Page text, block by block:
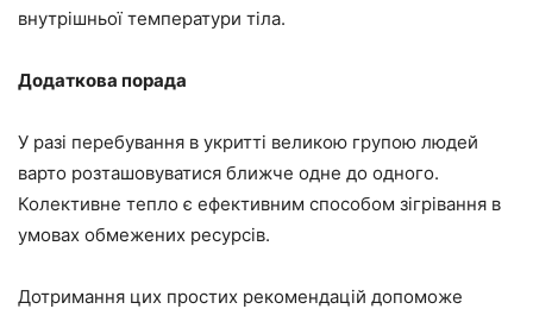
внутрішньої температури тіла.
Додаткова порада
У разі перебування в укритті великою групою людей
варто розташовуватися ближче одне до одного.
Колективне тепло є ефективним способом зігрівання в
умовах обмежених ресурсів.
Дотримання цих простих рекомендацій допоможе